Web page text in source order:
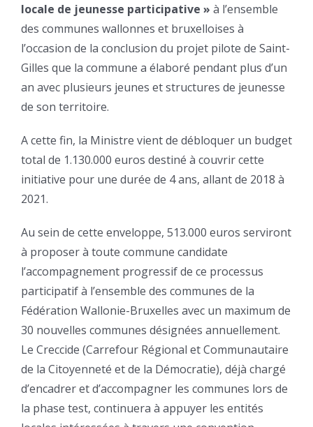
locale de jeunesse participative » à l’ensemble
des communes wallonnes et bruxelloises à
l’occasion de la conclusion du projet pilote de Saint-
Gilles que la commune a élaboré pendant plus d’un
an avec plusieurs jeunes et structures de jeunesse
de son territoire.
A cette fin, la Ministre vient de débloquer un budget
total de 1.130.000 euros destiné à couvrir cette
initiative pour une durée de 4 ans, allant de 2018 à
2021.
Au sein de cette enveloppe, 513.000 euros serviront
à proposer à toute commune candidate
l’accompagnement progressif de ce processus
participatif à l’ensemble des communes de la
Fédération Wallonie-Bruxelles avec un maximum de
30 nouvelles communes désignées annuellement.
Le Creccide (Carrefour Régional et Communautaire
de la Citoyenneté et de la Démocratie), déjà chargé
d’encadrer et d’accompagner les communes lors de
la phase test, continuera à appuyer les entités